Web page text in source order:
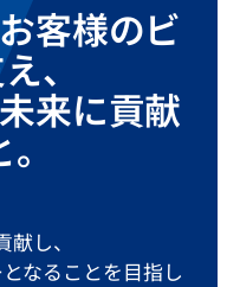
客様のビ
、
来に貢献
し、
なることを目指し